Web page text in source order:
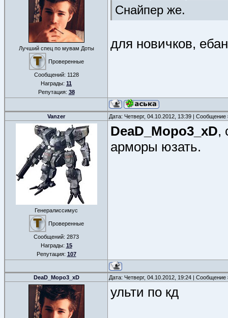
Лучший спец по мувам Доты
Проверенные
Сообщений: 1128
Награды: 11
Репутация: 38
Снайпер же.
для новичков,
Vanzer Дата: Четверг, 04.10.2012, 13:39 |
Генералиссимус
Проверенные
Сообщений: 2873
Награды: 15
Репутация: 107
DeaD_Mopo3_xD,
арморы юзать.
DeaD_Mopo3_xD Дата: Четверг, 04.10.2012, 19:24 |
ульти по кд